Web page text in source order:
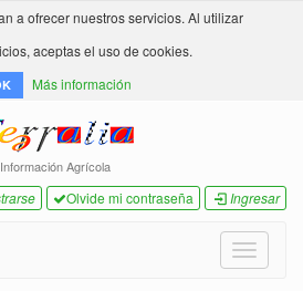
a ofrecer nuestros servicios. Al utilizar
aceptas el uso de cookies.
Más información
Información Agrícola
Olvide mi contraseña Ingresar
Toggle